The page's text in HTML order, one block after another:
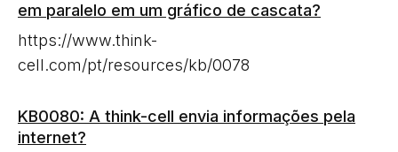
em paralelo em um gráfico de cascata?
https://www.think-
cell.com/pt/resources/kb/0078
KB0080: A think-cell envia informações pela
internet?